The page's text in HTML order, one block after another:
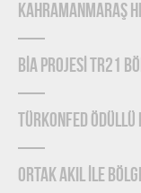
Kahramanmaraş
BİA PROJESİ TR21
TÜRKONFED
ORTAK AKIL İLE